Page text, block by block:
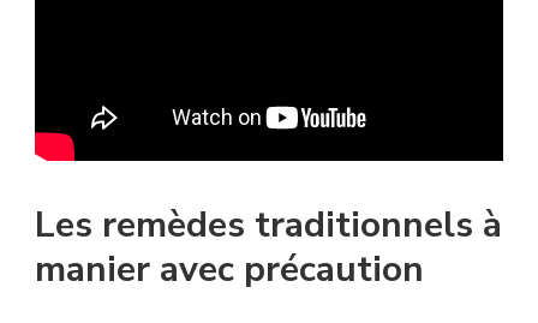
Les remèdes traditionnels à
manier avec précaution